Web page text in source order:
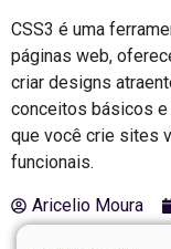
CSS3 é uma
páginas web,
criar designs
conceitos básicos
que você crie sites
funcionais.
Aricelio Moura